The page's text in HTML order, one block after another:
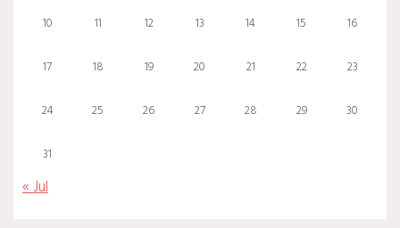
10 11 12 13 14 15 16
17 18 19 20 21 22 23
24 25 26 27 28 29 30
31
« Jul